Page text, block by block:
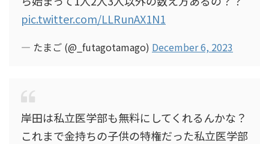
pic.twitter.com/LLRunAX1N1
— たまご (@_futagotamago) December 6, 2023
岸田は私立医学部も無料にしてくれるんかな？
これまで金持ちの子供の特権だった私立医学部